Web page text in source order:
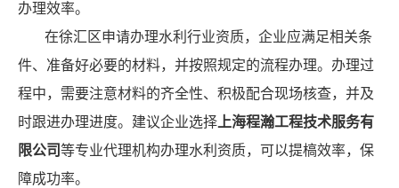
办理效率。
在徐汇区申请办理水利行业资质，企业应满足相关条
件、准备好必要的材料，并按照规定的流程办理。办理过
程中，需要注意材料的齐全性、积极配合现场核查，并及
时跟进办理进度。建议企业选择 上海程瀚工程技术服务有
限公司等专业代理机构办理水利资质，可以提槁效率，保
障成功率。